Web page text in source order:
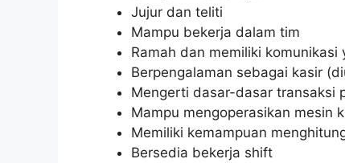
Jujur dan teliti
Mampu bekerja dalam tim
Ramah dan memiliki komunikasi
Berpengalaman sebagai kasir
Mengerti dasar-dasar transaksi
Mampu mengoperasikan mesin
Memiliki kemampuan
Bersedia bekerja shift